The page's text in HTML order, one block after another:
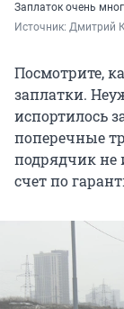
Заплаток очень
Источник: Дмитрий
Посмотрите,
заплатки.
испортилось
поперечные
подрядчик не
счет по